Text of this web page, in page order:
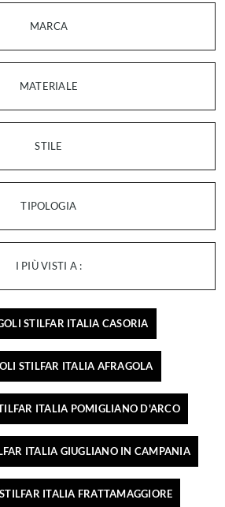
MARCA
MATERIALE
STILE
TIPOLOGIA
I PIÙ VISTI A :
STILFAR ITALIA CASORIA
STILFAR ITALIA AFRAGOLA
ITALIA POMIGLIANO D'ARCO
ITALIA GIUGLIANO IN CAMPANIA
ITALIA FRATTAMAGGIORE